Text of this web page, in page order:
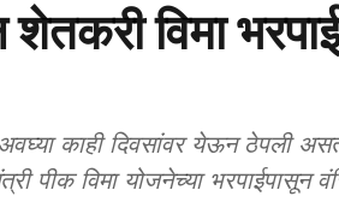
विमा
काही दिवसांवर येऊन ठेपली
पीक विमा योजनेच्या भरपाईपासून